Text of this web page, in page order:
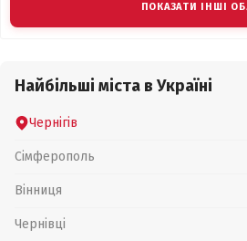
ПОКАЗАТИ ІНШІ
Найбільші міста в Україні
Чернігів
Сімферополь
Вінниця
Чернівці